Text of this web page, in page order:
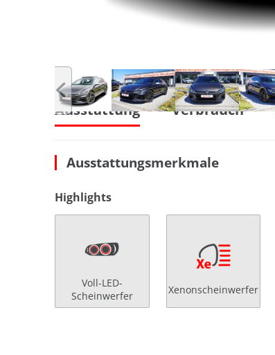
Ausstattung Verbrauch
Ausstattungsmerkmale
Highlights
Voll-LED-
Scheinwerfer
Xenonscheinwerfer